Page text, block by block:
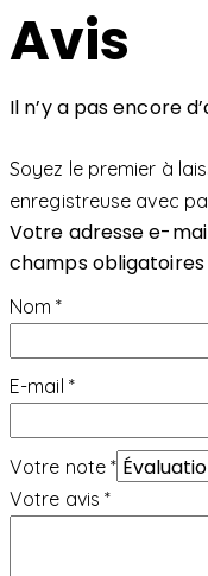
Avis
Il n’y a pas encore
Soyez le premier à
enregistreuse avec
Votre adresse e-
champs
Nom*
E-mail *
Votre note*
Votre avis*